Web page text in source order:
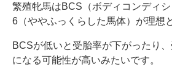
繁殖牝馬はBCS（ボディコンディ
6（ややふっくらした馬体）が理想
BCSが低いと受胎率が下がったり
になる可能性が高いみたいです。